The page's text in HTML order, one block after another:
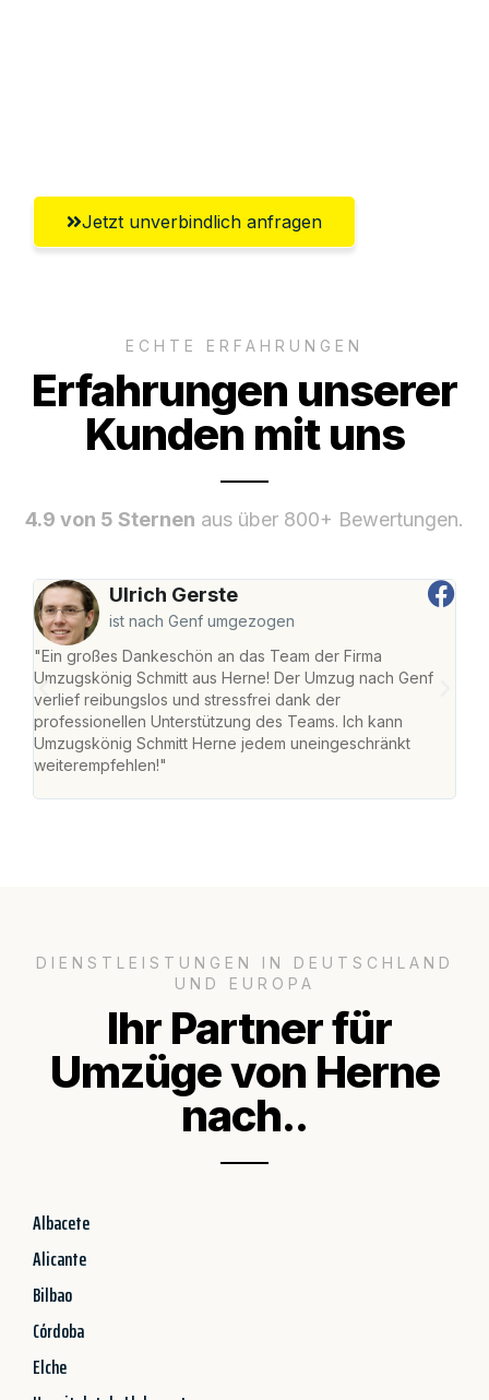
Jetzt unverbindlich anfragen
ECHTE ERFAHRUNGEN
Erfahrungen unserer
Kunden mit uns
4.9 von 5 Sternen aus über 800+ Bewertungen.
Ulrich Gerste
ist nach Genf umgezogen
"Ein großes Dankeschön an das Team der Firma
Umzugskönig Schmitt aus Herne! Der Umzug nach Genf
verlief reibungslos und stressfrei dank der
professionellen Unterstützung des Teams. Ich kann
Umzugskönig Schmitt Herne jedem uneingeschränkt
weiterempfehlen!"
DIENSTLEISTUNGEN IN DEUTSCHLAND
UND EUROPA
Ihr Partner für
Umzüge von Herne
nach..
Albacete
Alicante
Bilbao
Córdoba
Elche